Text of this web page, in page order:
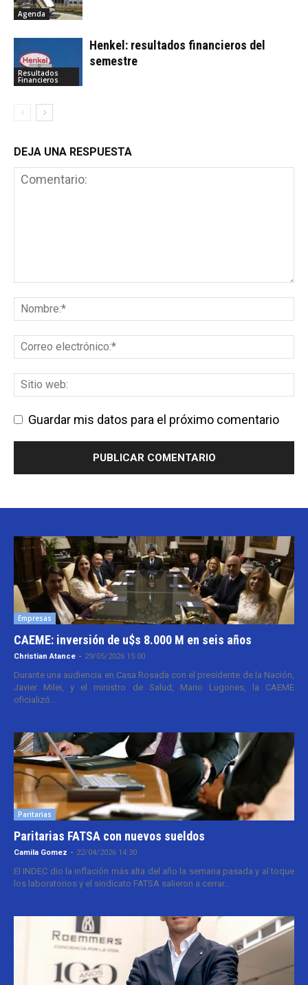
Agenda
Resultados
Financieros
Henkel: resultados financieros del
semestre
DEJA UNA RESPUESTA
Guardar mis datos para el próximo comentario
Empresas
CAEME: inversión de u$s 8.000 M en seis años
Christian Atance - 29/05/2026 15:00
Durante una audiencia en Casa Rosada con el presidente de la Nación,
Javier Milei, y el ministro de Salud, Mario Lugones, la CAEME
oficializó...
Paritarias
Paritarias FATSA con nuevos sueldos
Camila Gomez - 22/04/2026 14:30
El INDEC dio la inflación más alta del año la semana pasada y al toque
los laboratorios y el sindicato FATSA salieron a cerrar...